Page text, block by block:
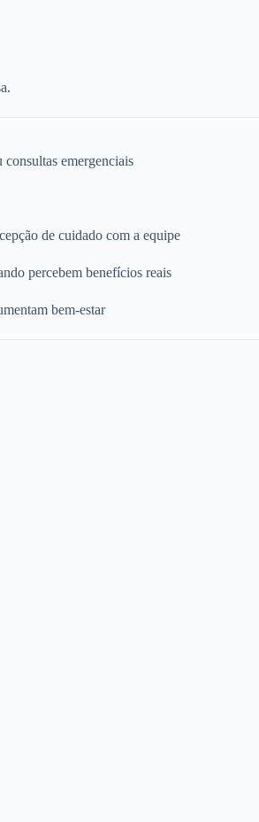
emergenciais
de cuidado com a equipe
percebem benefícios reais
bem-estar